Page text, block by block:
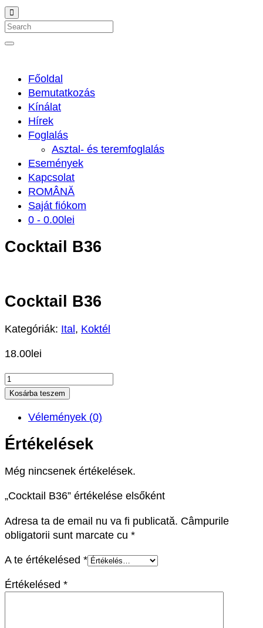
Search
Főoldal
Bemutatkozás
Kínálat
Hírek
Foglalás
Asztal- és teremfoglalás
Események
Kapcsolat
ROMÂNĂ
Saját fiókom
0 - 0.00 lei
Cocktail B36
Cocktail B36
Kategóriák: Ital, Koktél
18.00lei
Cocktail
B36
Kosárba teszem
Vélemények (0)
Értékelések
Még nincsenek értékelések.
„Cocktail B36” értékelése elsőként
Adresa ta de email nu va fi publicată. Câmpurile
obligatorii sunt marcate cu *
A te értékelésed *
Értékelésed *